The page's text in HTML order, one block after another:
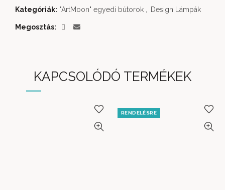
Kategóriák: "ArtMoon" egyedi bútorok Design Lámpák
Megosztás
KAPCSOLÓDÓ TERMÉKEK
RENDELÉSRE